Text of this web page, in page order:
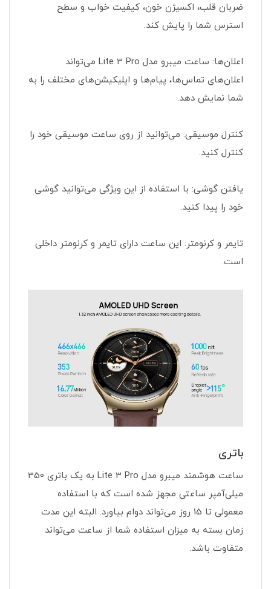
ضربان قلب، اکسیژن خون، کیفیت خواب و سطح
استرس شما را پایش کند.
اعلان‌ها: ساعت میبرو مدل Lite 3 Pro می‌تواند
اعلان‌های تماس‌ها، پیام‌ها و اپلیکیشن‌های مختلف را به
شما نمایش دهد.
کنترل موسیقی: می‌توانید از روی ساعت موسیقی خود را
کنترل کنید.
یافتن گوشی: با استفاده از این ویژگی می‌توانید گوشی
خود را پیدا کنید.
تایمر و کرنومتر: این ساعت دارای تایمر و کرنومتر داخلی
است.
باتری
ساعت هوشمند میبرو مدل Lite 3 Pro به یک باتری 350
میلی‌آمپر ساعتی مجهز شده است که با استفاده
معمولی تا 15 روز می‌تواند دوام بیاورد. البته این مدت
زمان بسته به میزان استفاده شما از ساعت می‌تواند
متفاوت باشد.